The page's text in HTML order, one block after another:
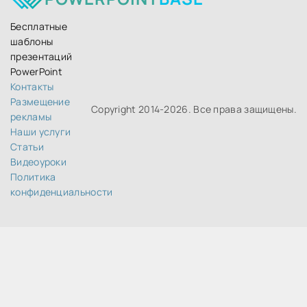
Бесплатные
шаблоны
презентаций
PowerPoint
Контакты
Размещение
рекламы
Наши услуги
Статьи
Видеоуроки
Политика
конфиденциальности
Copyright 2014-2026. Все права защищены.